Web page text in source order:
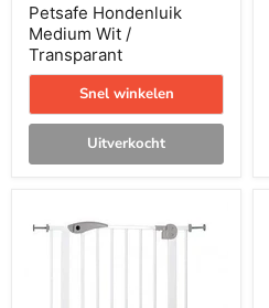
Petsafe Hondenluik
Medium Wit /
Transparant
Snel winkelen
Uitverkocht
Afsluithek